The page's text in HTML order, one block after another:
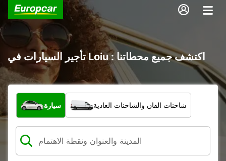
تأجير السيارات في Loiu : اكتشف جميع محطاتنا
ما نوع المركبة؟
سيارة شاحنات الفان والشاحنات العادية